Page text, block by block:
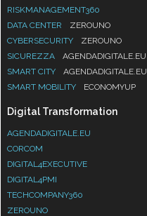
RISKMANAGEMENT360
DATA CENTER
ZEROUNO
CYBERSECURITY
ZEROUNO
SICUREZZA
AGENDADIGITALE.EU
SMART CITY
AGENDADIGITALE.EU
SMART MOBILITY
ECONOMYUP
Digital Transformation
AGENDADIGITALE.EU
CORCOM
DIGITAL4EXECUTIVE
DIGITAL4PMI
TECHCOMPANY360
ZEROUNO